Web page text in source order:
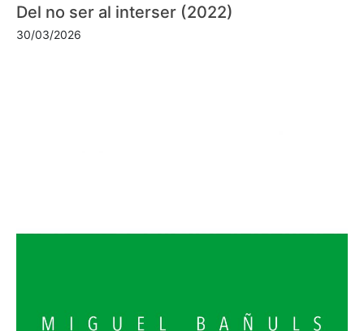
Del no ser al interser (2022)
30/03/2026